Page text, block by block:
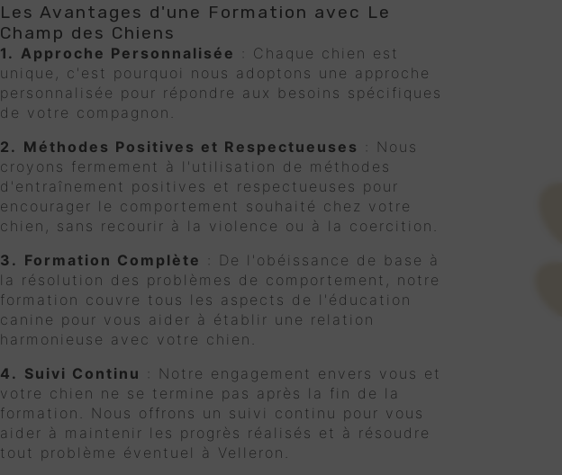
Les Avantages d'une Formation avec Le
Champ des Chiens
1. Approche Personnalisée : Chaque chien est
unique, c'est pourquoi nous adoptons une approche
personnalisée pour répondre aux besoins spécifiques
de votre compagnon.
2. Méthodes Positives et Respectueuses : Nous
croyons fermement à l'utilisation de méthodes
d'entraînement positives et respectueuses pour
encourager le comportement souhaité chez votre
chien, sans recourir à la violence ou à la coercition.
3. Formation Complète : De l'obéissance de base à
la résolution des problèmes de comportement, notre
formation couvre tous les aspects de l'éducation
canine pour vous aider à établir une relation
harmonieuse avec votre chien.
4. Suivi Continu : Notre engagement envers vous et
votre chien ne se termine pas après la fin de la
formation. Nous offrons un suivi continu pour vous
aider à maintenir les progrès réalisés et à résoudre
tout problème éventuel à Velleron.